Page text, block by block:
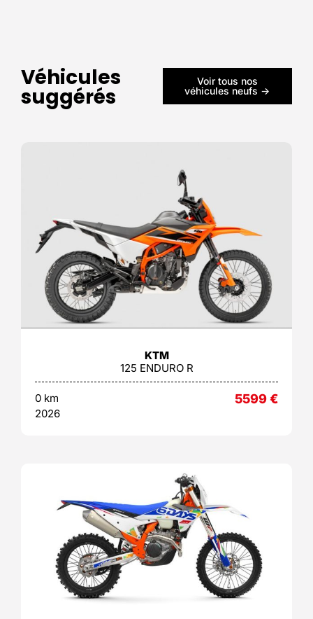
Véhicules
suggérés
Voir tous nos
véhicules neufs ->
KTM
125 ENDURO R
0 km
2026
5599€